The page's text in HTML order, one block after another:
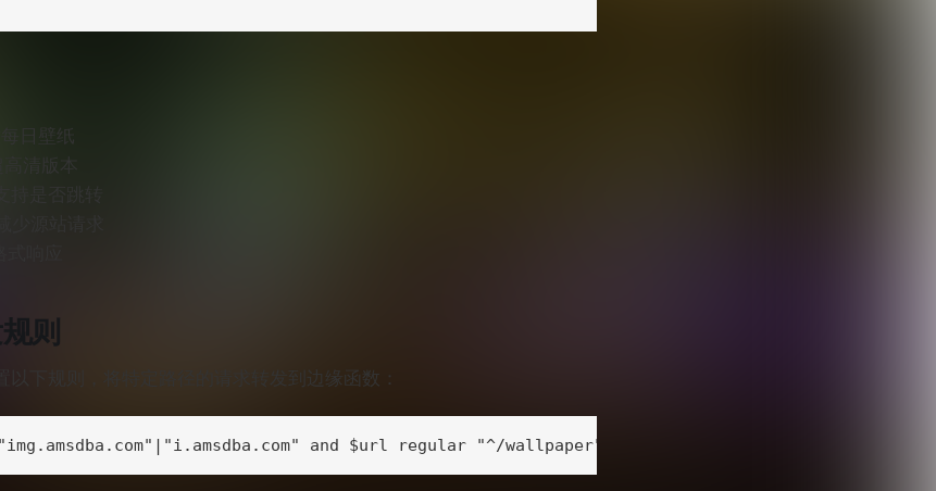
日壁纸
则
以下规则，将特定路径的请求转发到边缘函数：
and $url regular "^/wallpaper")